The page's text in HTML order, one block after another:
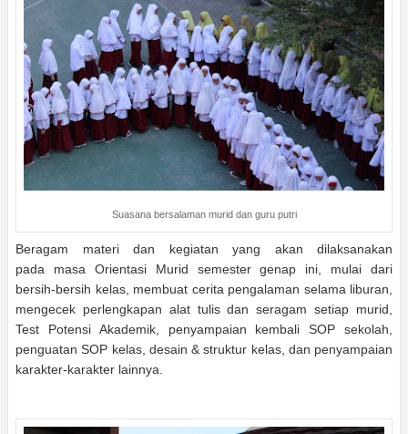
Suasana bersalaman murid dan guru putri
Beragam materi dan kegiatan yang akan dilaksanakan
pada masa Orientasi Murid semester genap ini, mulai dari
bersih-bersih kelas, membuat cerita pengalaman selama liburan,
mengecek perlengkapan alat tulis dan seragam setiap murid,
Test Potensi Akademik, penyampaian kembali SOP sekolah,
penguatan SOP kelas, desain & struktur kelas, dan penyampaian
karakter-karakter lainnya.